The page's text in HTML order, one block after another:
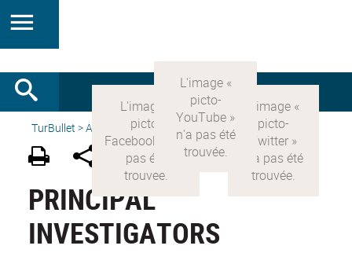
TurBullet >Accueil People Principal Investigators
PRINCIPAL
INVESTIGATORS